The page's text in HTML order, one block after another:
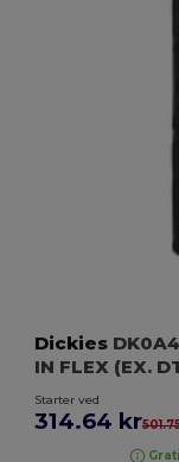
Dickies
IN FLEX (EX.
Starter ved
314.64 kr